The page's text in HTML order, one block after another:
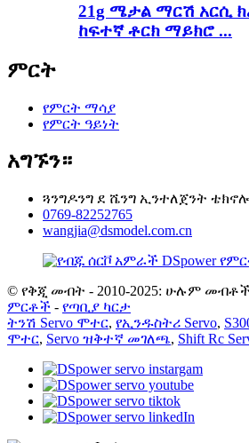
21g ሜታል ማርሽ አርሲ
ከፍተኛ ቶርክ ማይክሮ ...
ምርት
የምርት ማሳያ
የምርት ዓይነት
አግኙን።
ጓንግዶንግ ደ ሼንግ ኢንተለጀንት
0769-82252765
wangjia@dsmodel.com.cn
© የቅጂ መብት - 2010-2025: ሁሉም
ምርቶች - የጣቢያ ካርታ
ትንሽ Servo ሞተር, የኢንዱስትሪ Servo,
ሞተር, Servo ዝቅተኛ መገለጫ, Shift Rc